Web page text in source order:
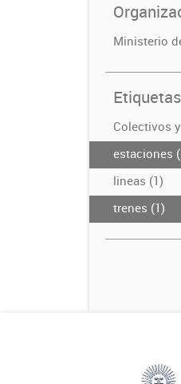
Ministerio
Etiquetas
Colectivos
estaciones
lineas (1)
trenes (1)